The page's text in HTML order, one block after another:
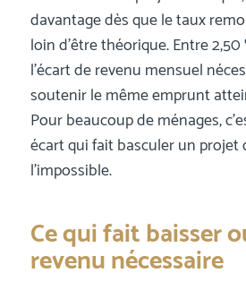
davantage dès que le taux
loin d’être théorique. Entre
l’écart de revenu mensuel
soutenir le même emprunt
Pour beaucoup de ménages,
écart qui fait basculer un projet
l’impossible.
Ce qui fait baisser
revenu nécessaire